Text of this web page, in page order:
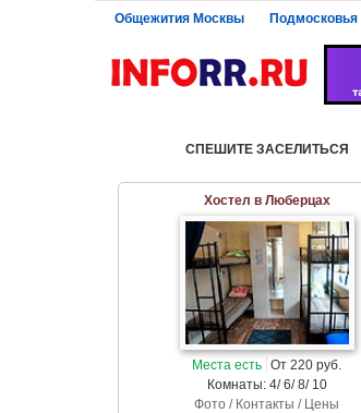
Общежития Москвы Подмосковья
СПЕШИТЕ ЗАСЕЛИТЬСЯ
Хостел в Люберцах
Места есть От 220 руб.
Комнаты: 4/ 6/ 8/ 10
Фото / Контакты / Цены